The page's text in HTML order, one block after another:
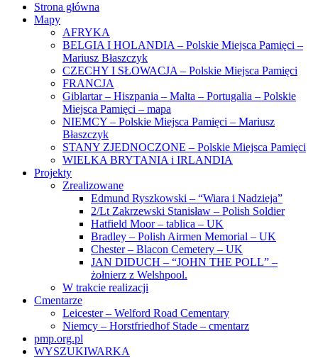
Strona główna
Mapy
AFRYKA
BELGIA I HOLANDIA – Polskie Miejsca Pamięci –
Mariusz Błaszczyk
CZECHY I SŁOWACJA – Polskie Miejsca Pamięci
FRANCJA
Giblartar – Hiszpania – Malta – Portugalia – Polskie
Miejsca Pamięci – mapa
NIEMCY – Polskie Miejsca Pamięci – Mariusz
Błaszczyk
STANY ZJEDNOCZONE – Polskie Miejsca Pamięci
WIELKA BRYTANIA i IRLANDIA
Projekty
Zrealizowane
Edmund Ryszkowski – “Wiara i Nadzieja”
2/Lt Zakrzewski Stanisław – Polish Soldier
Hatfield Moor – tablica – UK
Bradley – Polish Airmen Memorial – UK
Chester – Blacon Cemetery – UK
JAN DIDUCH – “JOHN THE POLL” –
żołnierz z Welshpool.
W trakcie realizacji
Cmentarze
Leicester – Welford Road Cementary
Niemcy – Horstfriedhof Stade – cmentarz
pmp.org.pl
WYSZUKIWARKA